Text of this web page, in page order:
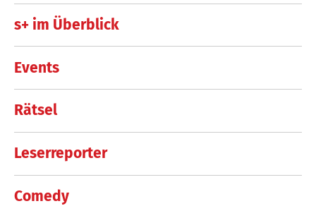
s+ im Überblick
Events
Rätsel
Leserreporter
Comedy